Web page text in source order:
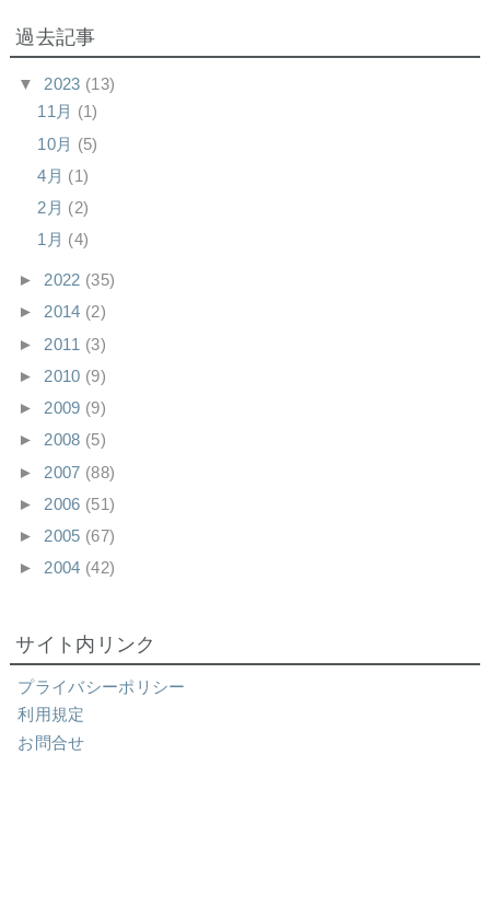
過去記事
▼ 2023 (13)
11月 (1)
10月 (5)
4月 (1)
2月 (2)
1月 (4)
► 2022 (35)
► 2014 (2)
► 2011 (3)
► 2010 (9)
► 2009 (9)
► 2008 (5)
► 2007 (88)
► 2006 (51)
► 2005 (67)
► 2004 (42)
サイト内リンク
プライバシーポリシー
利用規定
お問合せ